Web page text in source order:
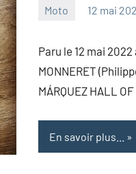
Moto 12 mai
Paru le 12 mai
MONNERET
MÁRQUEZ HALL
En savoir plus...